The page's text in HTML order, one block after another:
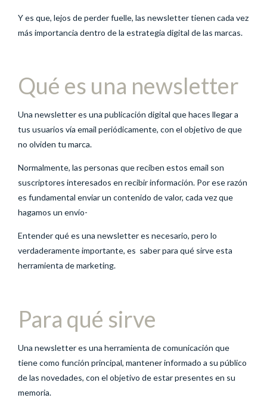
Y es que, lejos de perder fuelle, las newsletter tienen cada vez
más importancia dentro de la estrategia digital de las marcas.
Qué es una newsletter
Una newsletter es una publicación digital que haces llegar a
tus usuarios vía email periódicamente, con el objetivo de que
no olviden tu marca.
Normalmente, las personas que reciben estos email son
suscriptores interesados en recibir información. Por ese razón
es fundamental enviar un contenido de valor, cada vez que
hagamos un envío-
Entender qué es una newsletter es necesario, pero lo
verdaderamente importante, es saber para qué sirve esta
herramienta de marketing.
Para qué sirve
Una newsletter es una herramienta de comunicación que
tiene como función principal, mantener informado a su público
de las novedades, con el objetivo de estar presentes en su
memoria.